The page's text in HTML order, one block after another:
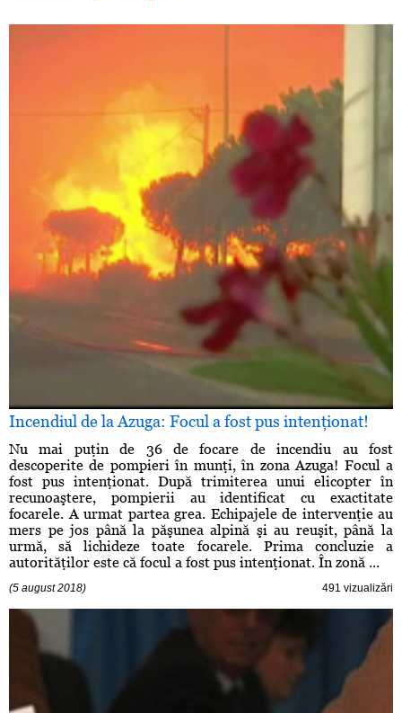
Incendiul de la Azuga: Focul a fost pus intenţionat!
Nu mai puţin de 36 de focare de incendiu au fost
descoperite de pompieri în munţi, în zona Azuga! Focul a
fost pus intenţionat. După trimiterea unui elicopter în
recunoaştere, pompierii au identificat cu exactitate
focarele. A urmat partea grea. Echipajele de intervenţie au
mers pe jos până la păşunea alpină şi au reuşit, până la
urmă, să lichideze toate focarele. Prima concluzie a
autorităţilor este că focul a fost pus intenţionat. În zonă ...
(5 august 2018) 491 vizualizări